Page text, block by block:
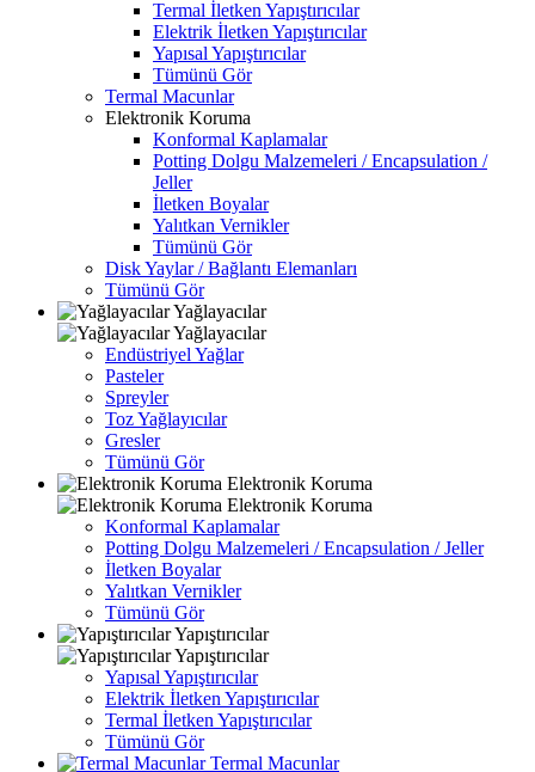
Termal İletken Yapıştırıcılar
Elektrik İletken Yapıştırıcılar
Yapısal Yapıştırıcılar
Tümünü Gör
Termal Macunlar
Elektronik Koruma
Konformal Kaplamalar
Potting Dolgu Malzemeleri / Encapsulation /
Jeller
İletken Boyalar
Yalıtkan Vernikler
Tümünü Gör
Disk Yaylar / Bağlantı Elemanları
Tümünü Gör
Yağlayacılar
Yağlayacılar
Endüstriyel Yağlar
Pasteler
Spreyler
Toz Yağlayıcılar
Gresler
Tümünü Gör
Elektronik Koruma
Elektronik Koruma
Konformal Kaplamalar
Potting Dolgu Malzemeleri / Encapsulation / Jeller
İletken Boyalar
Yalıtkan Vernikler
Tümünü Gör
Yapıştırıcılar
Yapıştırıcılar
Yapısal Yapıştırıcılar
Elektrik İletken Yapıştırıcılar
Termal İletken Yapıştırıcılar
Tümünü Gör
Termal Macunlar